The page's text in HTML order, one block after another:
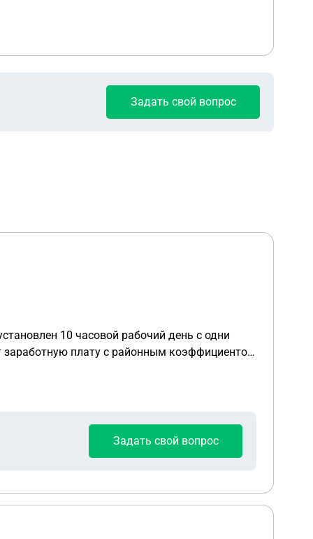
Задать свой вопрос
10 часовой рабочий день с одни
заработную плату c районным коэффициентом
в день, 40 часов в неделю). Часы
платы?
Задать свой вопрос